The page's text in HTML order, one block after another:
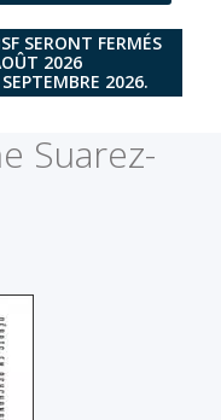
SERONT FERMÉS
2026
2026.
Suarez-